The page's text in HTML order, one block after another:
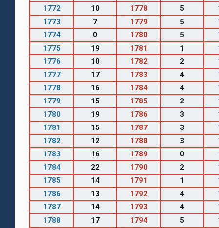
1772
10 1778 5
1773
7 1779 5
1774
0 1780 5
1775
19 1781 1
1776
10 1782 2
1777
17 1783 4
1778
16 1784 4
1779
15 1785 2
1780
19 1786 3
1781
15 1787 3
1782
12 1788 3
1783
16 1789 0
1784
22 1790 2
1785
14 1791 1
1786
13 1792 4
1787
14 1793 4
1788
17 1794 5